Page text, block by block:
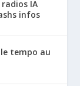
radios IA
infos
tempo au